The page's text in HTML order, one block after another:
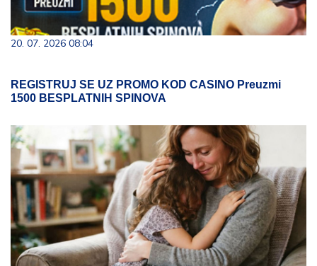
20. 07. 2026 08:04
REGISTRUJ SE UZ PROMO KOD CASINO Preuzmi
1500 BESPLATNIH SPINOVA